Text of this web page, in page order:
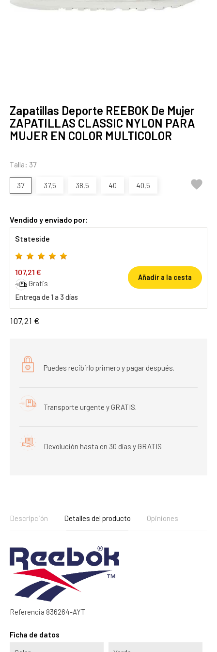
Zapatillas Deporte REEBOK De Mujer
ZAPATILLAS CLASSIC NYLON PARA
MUJER EN COLOR MULTICOLOR
Talla: 37
37 37,5 38,5 40 40,5 
Vendido y enviado por:
Stateside
107,21 €
Gratis
Entrega de 1 a 3 días
Añadir a la cesta
107,21 €
Puedes recibirlo primero y pagar después.
Transporte urgente y GRATIS.
Devolución hasta en 30 días y GRATIS
Descripción Detalles del producto Opiniones
Referencia 836264-AYT
Ficha de datos